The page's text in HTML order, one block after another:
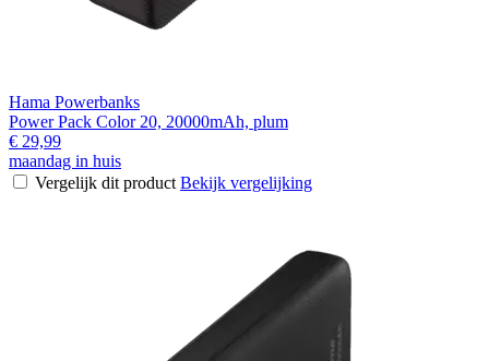
Hama Powerbanks
Power Pack Color 20, 20000mAh, plum
€ 29,99
maandag in huis
Vergelijk dit product Bekijk vergelijking